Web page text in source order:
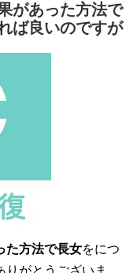
があった方法で
ば良いのですが
た方法で長女をにつ
りがとうございま